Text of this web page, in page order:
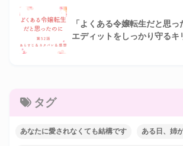
「よくある令嬢転生だと思っ
エディットをしっかり守るキ
タグ
あなたに愛されなくても結構です ある日、姉